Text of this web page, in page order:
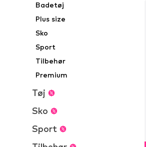
Badetøj
Plus size
Sko
Sport
Tilbehør
Premium
Tøj
Sko
Sport